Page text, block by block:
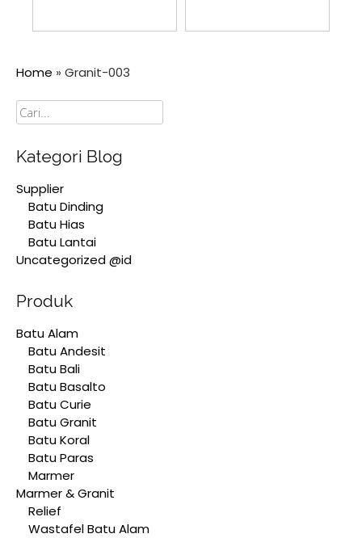
Home » Granit-003
Cari
Kategori Blog
Supplier
Batu Dinding
Batu Hias
Batu Lantai
Uncategorized @id
Produk
Batu Alam
Batu Andesit
Batu Bali
Batu Basalto
Batu Curie
Batu Granit
Batu Koral
Batu Paras
Marmer
Marmer & Granit
Relief
Wastafel Batu Alam